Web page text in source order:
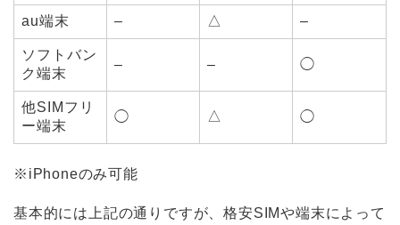
au端末 – △ –
ソフトバン
ク端末
– – ◯
他SIMフリ
ー端末
◯ △ ◯
※iPhoneのみ可能
基本的には上記の通りですが、格安SIMや端末によって